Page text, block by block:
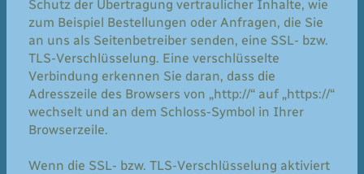
Schutz der Übertragung vertraulicher Inhalte, wie
zum Beispiel Bestellungen oder Anfragen, die Sie
an uns als Seitenbetreiber senden, eine SSL- bzw.
TLS-Verschlüsselung. Eine verschlüsselte
Verbindung erkennen Sie daran, dass die
Adresszeile des Browsers von „http://“ auf „https://“
wechselt und an dem Schloss-Symbol in Ihrer
Browserzeile.
Wenn die SSL- bzw. TLS-Verschlüsselung aktiviert